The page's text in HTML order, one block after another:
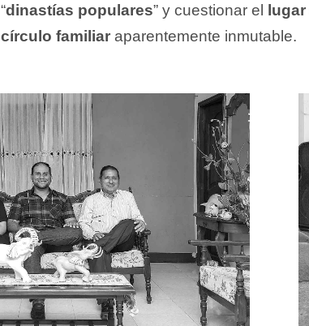
“dinastías populares” y cuestionar el lugar
círculo familiar aparentemente inmutable.